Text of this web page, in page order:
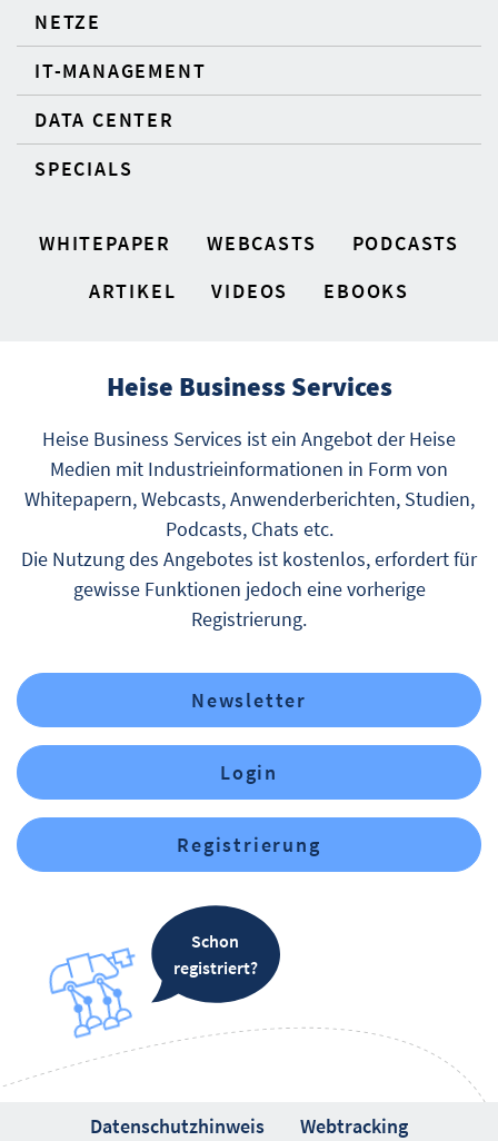
NETZE
IT-MANAGEMENT
DATA CENTER
SPECIALS
WHITEPAPER WEBCASTS
PODCASTS
ARTIKEL
VIDEOS EBOOKS
Heise Business Services
Heise Business Services ist ein Angebot der Heise
Medien mit Industrieinformationen in Form von
Whitepapern, Webcasts, Anwenderberichten, Studien,
Podcasts, Chats etc.
Die Nutzung des Angebotes ist kostenlos, erfordert für
gewisse Funktionen jedoch eine vorherige
Registrierung.
Newsletter
Login
Registrierung
Schon
registriert?
Datenschutzhinweis Webtracking